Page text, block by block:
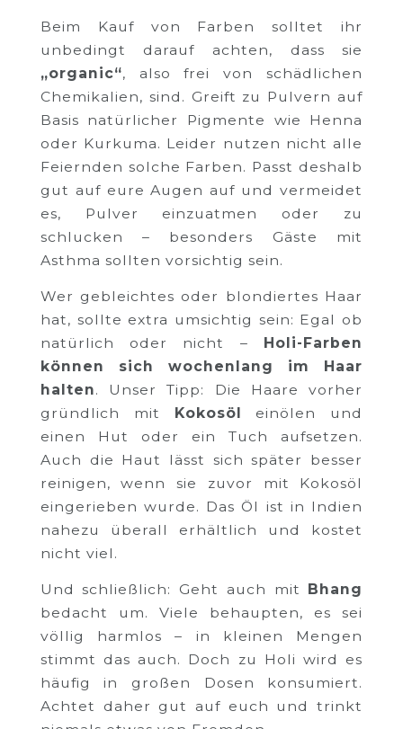
Beim Kauf von Farben solltet ihr
unbedingt darauf achten, dass sie
„organic“, also frei von schädlichen
Chemikalien, sind. Greift zu Pulvern auf
Basis natürlicher Pigmente wie Henna
oder Kurkuma. Leider nutzen nicht alle
Feiernden solche Farben. Passt deshalb
gut auf eure Augen auf und vermeidet
es, Pulver einzuatmen oder zu
schlucken – besonders Gäste mit
Asthma sollten vorsichtig sein.
Wer gebleichtes oder blondiertes Haar
hat, sollte extra umsichtig sein: Egal ob
natürlich oder nicht – Holi-Farben
können sich wochenlang im Haar
halten. Unser Tipp: Die Haare vorher
gründlich mit Kokosöl einölen und
einen Hut oder ein Tuch aufsetzen.
Auch die Haut lässt sich später besser
reinigen, wenn sie zuvor mit Kokosöl
eingerieben wurde. Das Öl ist in Indien
nahezu überall erhältlich und kostet
nicht viel.
Und schließlich: Geht auch mit Bhang
bedacht um. Viele behaupten, es sei
völlig harmlos – in kleinen Mengen
stimmt das auch. Doch zu Holi wird es
häufig in großen Dosen konsumiert.
Achtet daher gut auf euch und trinkt